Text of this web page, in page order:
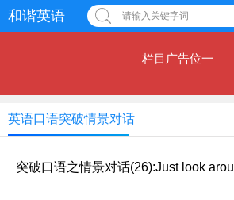
和谐英语 请输入关键字词
栏目广告位一
英语口语突破情景对话
突破口语之情景对话(26):Just look